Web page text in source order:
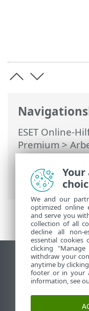
ESET Online-
Premium>
Security
Netzwerk-
Desktop-Site
End of Life
ESET
ESET-Forum
Your
We and our
optimized online
and serve you
collection of all
decline all non-
essential
clicking
withdraw your
anytime by
footer or in your
information, see